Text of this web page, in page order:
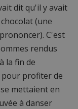
dit qu'il y avait
(une
C'est
rendus
la fin de
pour profiter de
mettaient en
à danser